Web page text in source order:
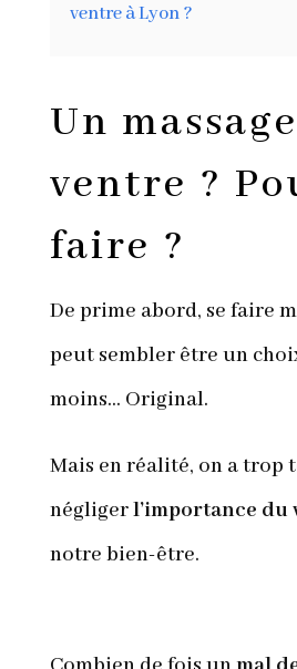
ventre à Lyon ?
Un
ventre ?
faire ?
De prime abord, se faire
peut sembler être un
moins… Original.
Mais en réalité, on a trop
négligerl’importance du
notre bien-être.